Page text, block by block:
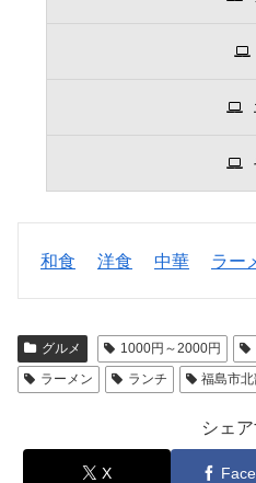
和食 洋食 中華 ラー
グルメ 1000円～2000円
ラーメン
ランチ 福島市
シェ
X